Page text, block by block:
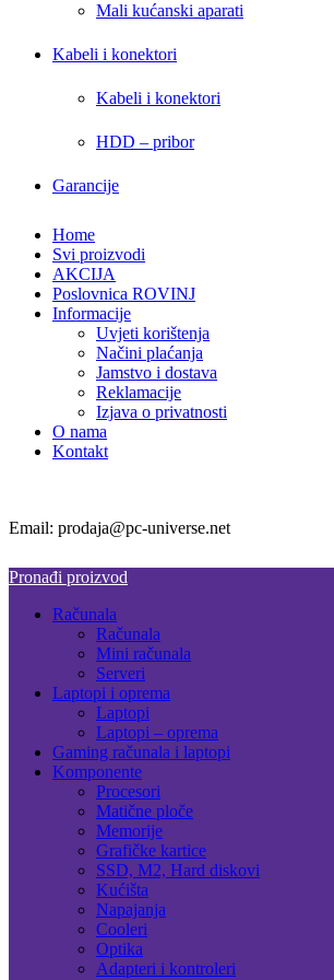
Mali kućanski aparati
Kabeli i konektori
Kabeli i konektori
HDD – pribor
Garancije
Home
Svi proizvodi
AKCIJA
Poslovnica ROVINJ
Informacije
Uvjeti korištenja
Načini plaćanja
Jamstvo i dostava
Reklamacije
Izjava o privatnosti
O nama
Kontakt
Email: prodaja@pc-universe.net
Pronađi proizvod
Računala
Računala
Mini računala
Serveri
Laptopi i oprema
Laptopi
Laptopi – oprema
Gaming računala i laptopi
Komponente
Procesori
Matične ploče
Memorije
Grafičke kartice
SSD, M2, Hard diskovi
Kućišta
Napajanja
Cooleri
Optika
Adapteri i kontroleri